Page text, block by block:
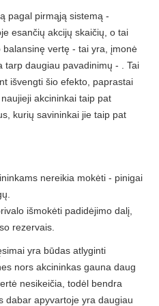
pagal pirmąją sistemą -
esančių akcijų skaičių, o tai
vertę - tai yra, įmonė
tarp daugiau pavadinimų - . Tai
išvengti šio efekto, paprastai
akcininkai taip pat
kurių savininkai jie taip pat
nereikia mokėti - pinigai
išmokėti padidėjimo dalį,
rezervais.
yra būdas atlyginti
nors akcininkas gauna daug
nesikeičia, todėl bendra
dabar apyvartoje yra daugiau